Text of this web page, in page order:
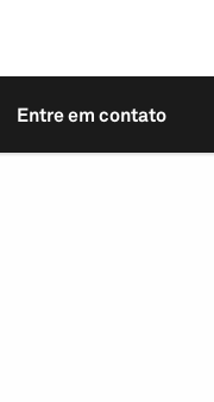
Entre em contato